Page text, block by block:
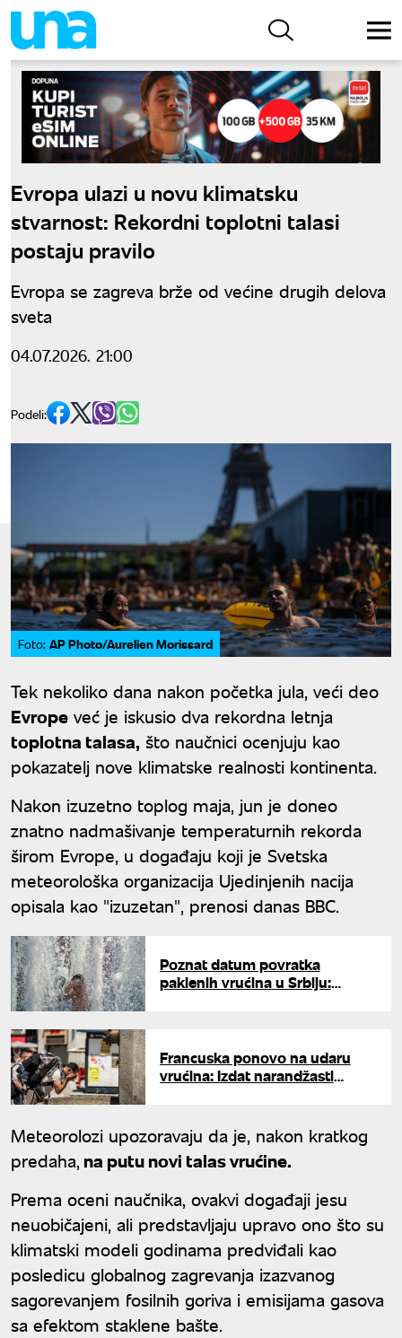
Evropa ulazi u novu klimatsku
stvarnost: Rekordni toplotni talasi
postaju pravilo
Evropa se zagreva brže od većine drugih delova
sveta
04.07.2026. 21:00
Podeli:
Foto: AP Photo/Aurelien Morissard
Tek nekoliko dana nakon početka jula, veći deo
Evrope već je iskusio dva rekordna letnja
toplotna talasa, što naučnici ocenjuju kao
pokazatelj nove klimatske realnosti kontinenta.
Nakon izuzetno toplog maja, jun je doneo
znatno nadmašivanje temperaturnih rekorda
širom Evrope, u događaju koji je Svetska
meteorološka organizacija Ujedinjenih nacija
opisala kao "izuzetan", prenosi danas BBC.
Poznat datum povratka
paklenih vrućina u Srbiju:
Francuska ponovo na udaru
vrućina: Izdat narandžasti
Meteorolozi upozoravaju da je, nakon kratkog
predaha, na putu novi talas vrućine.
Prema oceni naučnika, ovakvi događaji jesu
neuobičajeni, ali predstavljaju upravo ono što su
klimatski modeli godinama predviđali kao
posledicu globalnog zagrevanja izazvanog
sagorevanjem fosilnih goriva i emisijama gasova
sa efektom staklene bašte.